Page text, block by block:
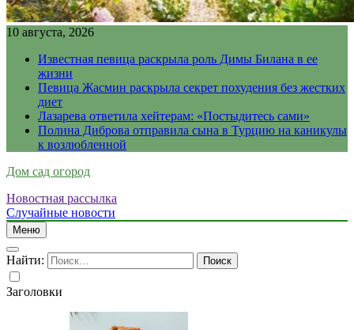
10 августа, 2026
Известная певица раскрыла роль Димы Билана в ее
жизни
Певица Жасмин раскрыла секрет похудения без жестких
диет
Лазарева ответила хейтерам: «Постыдитесь сами»
Полина Диброва отправила сына в Турцию на каникулы
к возлюбленной
Дом сад огород
Новостная рассылка
Случайные новости
Меню
Найти:
Заголовки